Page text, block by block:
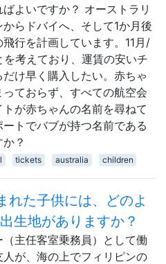
よいですか？ オーストラリ
らドバイへ、そして1か月後
行を計画しています。11月/
を考えており、運賃の安いチ
け早く購入したい。赤ちゃ
っておらず、すべての航空会
が赤ちゃんの名前を尋ねて
トでバブが持つ名前である
？
tickets australia children
れた子供には、どのよ
生地がありますか？
主任客室乗務員）として働
が、海の上でフィリピンの